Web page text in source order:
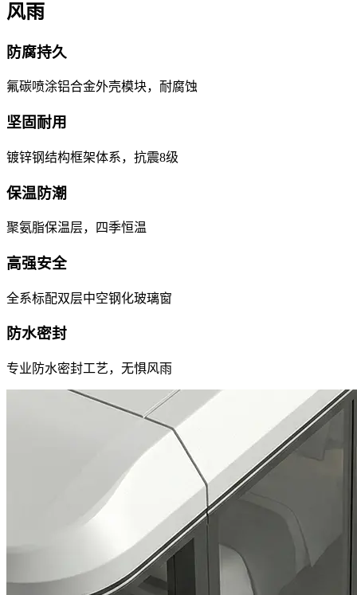
风雨
防腐持久
氟碳喷涂铝合金外壳模块，耐腐蚀
坚固耐用
镀锌钢结构框架体系，抗震8级
保温防潮
聚氨脂保温层，四季恒温
高强安全
全系标配双层中空钢化玻璃窗
防水密封
专业防水密封工艺，无惧风雨